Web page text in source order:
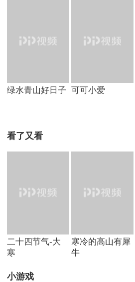
绿水青山好日子 可可小爱
看了又看
二十四节气-大
寒
寒冷的高山有犀
牛
小游戏